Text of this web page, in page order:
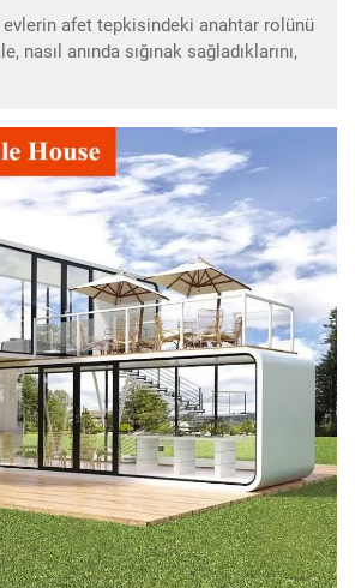
evlerin afet tepkisindeki anahtar rolünü
nasıl anında sığınak sağladıklarını,
uygun oldularını ve acil durumlarda